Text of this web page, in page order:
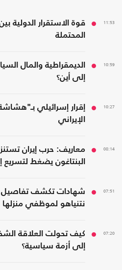
11:53
قوة الاستقرار الدولية
المحتملة
10:59
الديمقراطية والمال
إلى أين؟
10:27
إقرار إسرائيلي
الإيراني
08:14
معاريف: حرب إيران
البنتاغون يضغط لتسريع
07:51
شهادات تكشف تفاصيل
نتنياهو لموظفي منزلها
07:20
كيف تحولت العلاقة
إلى أزمة سياسية؟